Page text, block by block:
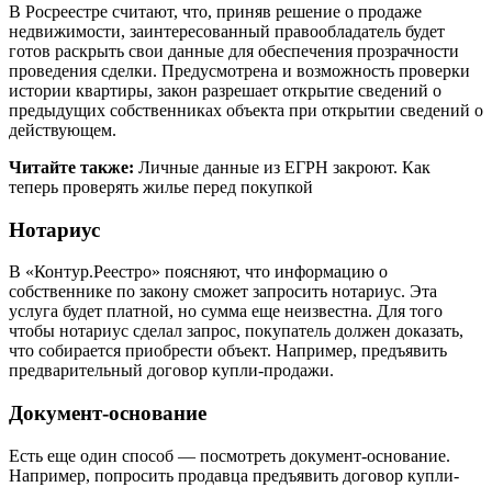
В Росреестре считают, что, приняв решение о продаже
недвижимости, заинтересованный правообладатель будет
готов раскрыть свои данные для обеспечения прозрачности
проведения сделки. Предусмотрена и возможность проверки
истории квартиры, закон разрешает открытие сведений о
предыдущих собственниках объекта при открытии сведений о
действующем.
Читайте также: Личные данные из ЕГРН закроют. Как
теперь проверять жилье перед покупкой
Нотариус
В «Контур.Реестро» поясняют, что информацию о
собственнике по закону сможет запросить нотариус. Эта
услуга будет платной, но сумма еще неизвестна. Для того
чтобы нотариус сделал запрос, покупатель должен доказать,
что собирается приобрести объект. Например, предъявить
предварительный договор купли-продажи.
Документ-основание
Есть еще один способ — посмотреть документ-основание.
Например, попросить продавца предъявить договор купли-